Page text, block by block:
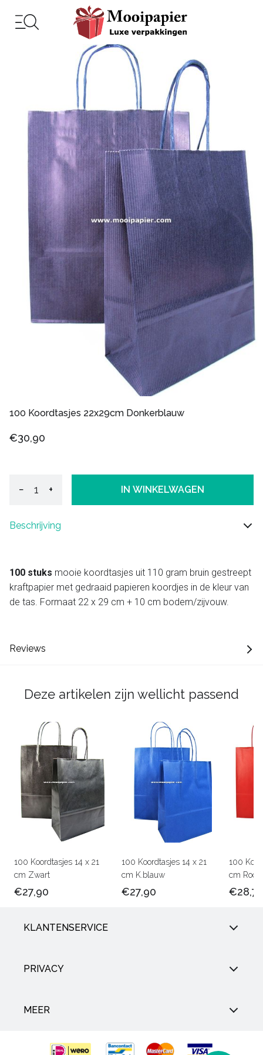
100 Koordtasjes 22x29cm Donkerblauw
€30,90
− + IN WINKELWAGEN
Beschrijving
100 stuks mooie koordtasjes uit 110 gram bruin gestreept
kraftpapier met gedraaid papieren koordjes in de kleur van
de tas. Formaat 22 x 29 cm + 10 cm bodem/zijvouw.
Reviews
Deze artikelen zijn wellicht passend
100 Koordtasjes 14 x 21
cm Zwart
€27,90
100 Koordtasjes 14 x 21
cm K.blauw
€27,90
100
cm Rood
€28,75
KLANTENSERVICE
PRIVACY
MEER